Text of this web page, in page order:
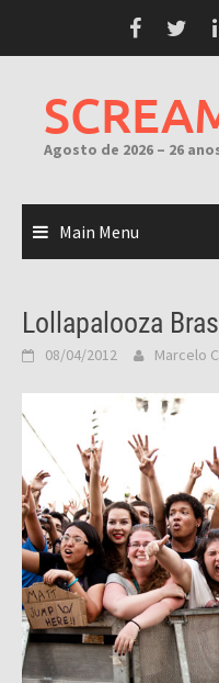
Agosto de 2026 – 26
Main Menu
Lollapalooza
08/04/2012 Marcelo